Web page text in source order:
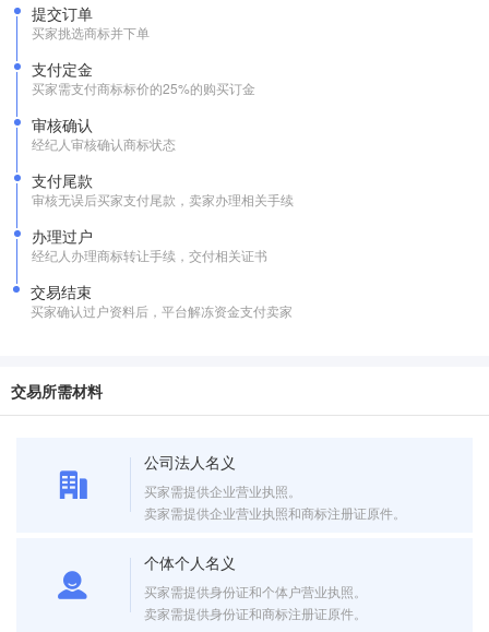
提交订单
买家挑选商标并下单
支付定金
买家需支付商标标价的25%的购买订金
审核确认
经纪人审核确认商标状态
支付尾款
审核无误后买家支付尾款，卖家办理相关手续
办理过户
经纪人办理商标转让手续，交付相关证书
交易结束
买家确认过户资料后，平台解冻资金支付卖家
交易所需材料
公司法人名义
买家需提供企业营业执照。
卖家需提供企业营业执照和商标注册证原件。
个体个人名义
买家需提供身份证和个体户营业执照。
卖家需提供身份证和商标注册证原件。